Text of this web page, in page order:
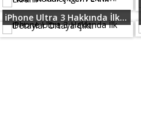
iPhone Ultra 3 Hakkında İlk...